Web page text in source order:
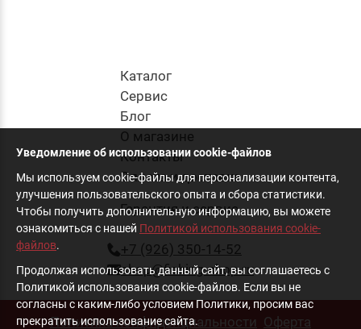
Каталог
Cервис
Блог
О магазине
Контакты
Оплата и доставка
Гарантия и сервис
+7 (926) 350-14-52
shop@fishing-shop.ru
Политика конфиденциальности Оферта
Уведомление об использовании cookie-файлов
Мы используем cookie-файлы для персонализации контента,
улучшения пользовательского опыта и сбора статистики.
Чтобы получить дополнительную информацию, вы можете
ознакомиться с нашей Политикой использования cookie-
файлов.
Продолжая использовать данный сайт, вы соглашаетесь с
Политикой использования cookie-файлов. Если вы не
согласны с каким-либо условием Политики, просим вас
прекратить использование сайта.